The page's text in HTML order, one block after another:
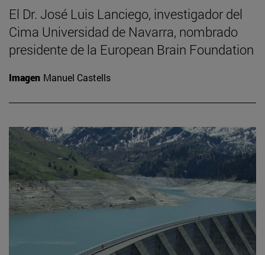
El Dr. José Luis Lanciego, investigador del
Cima Universidad de Navarra, nombrado
presidente de la European Brain Foundation
Imagen Manuel Castells